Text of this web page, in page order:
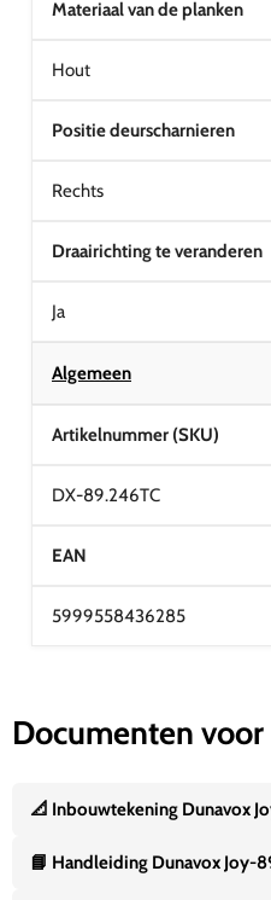
Materiaal van de planken
Hout
Positie deurscharnieren
Rechts
Draairichting te veranderen
Ja
Algemeen
Artikelnummer (SKU)
DX-89.246TC
EAN
5999558436285
Documenten
📐 Inbouwtekening Dunavox
📘 Handleiding Dunavox Joy-